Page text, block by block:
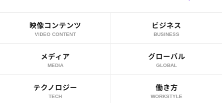
映像コンテンツ
VIDEO CONTENT
ビジネス
BUSINESS
メディア
MEDIA
グローバル
GLOBAL
テクノロジー
TECH
働き方
WORKSTYLE